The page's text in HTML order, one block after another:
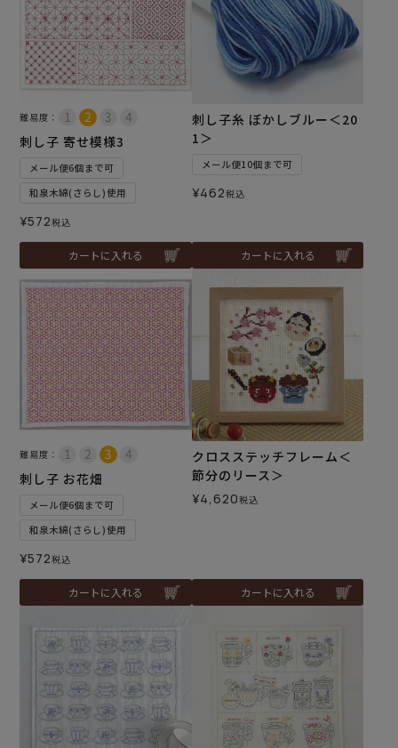
難易度：
刺し子 寄せ模様3
メール便6個まで可
和泉木綿(さらし)使用
¥572税込
カートに入れる
刺し子糸 ぼかしブルー＜20
1＞
メール便10個まで可
¥462税込
カートに入れる
難易度：
刺し子 お花畑
メール便6個まで可
和泉木綿(さらし)使用
¥572税込
カートに入れる
クロスステッチフレーム＜
節分のリース＞
¥4,620税込
カートに入れる